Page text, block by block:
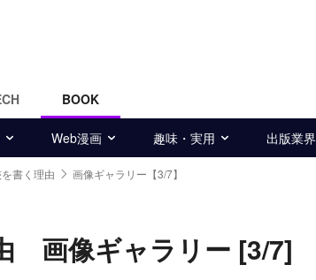
BOOK
Web漫画 趣味・実用 出版業界
書く理由 画像ギャラリー【3/7】
画像ギャラリー [3/7]